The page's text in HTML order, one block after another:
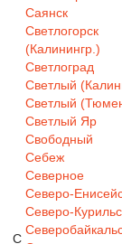
С
Саянск
Светлогорск
(Калинингр.)
Светлоград
Светлый
Светлый
Светлый Яр
Свободный
Себеж
Северное
Северо-
Северо-